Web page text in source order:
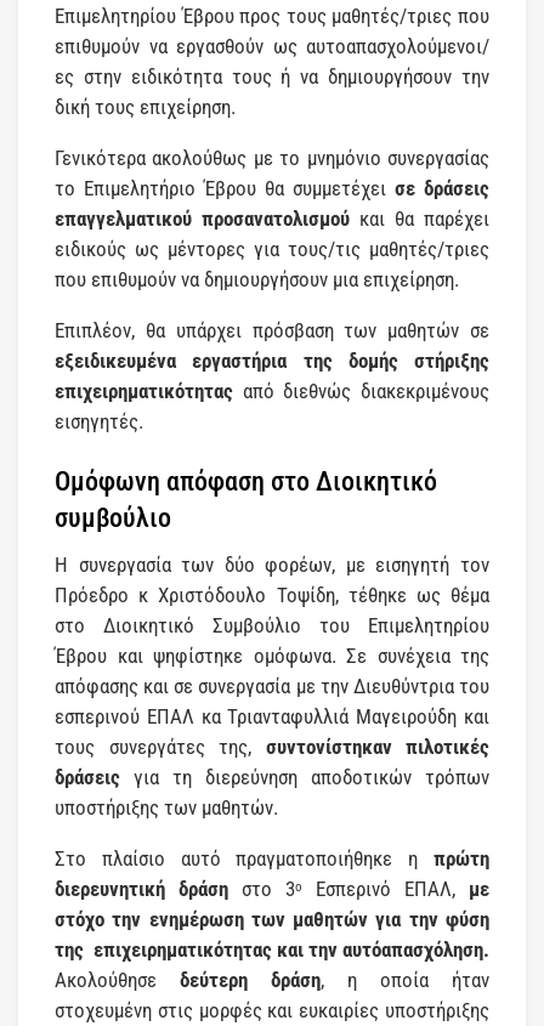
Επιμελητηρίου Έβρου προς τους μαθητές/τριες που
επιθυμούν να εργασθούν ως αυτοαπασχολούμενοι/
ες στην ειδικότητα τους ή να δημιουργήσουν την
δική τους επιχείρηση.
Γενικότερα ακολούθως με το μνημόνιο συνεργασίας
το Επιμελητήριο Έβρου θα συμμετέχει σε δράσεις
επαγγελματικού προσανατολισμού και θα παρέχει
ειδικούς ως μέντορες για τους/τις μαθητές/τριες
που επιθυμούν να δημιουργήσουν μια επιχείρηση.
Επιπλέον, θα υπάρχει πρόσβαση των μαθητών σε
εξειδικευμένα εργαστήρια της δομής στήριξης
επιχειρηματικότητας από διεθνώς διακεκριμένους
εισηγητές.
Ομόφωνη απόφαση στο Διοικητικό
συμβούλιο
Η συνεργασία των δύο φορέων, με εισηγητή τον
Πρόεδρο κ Χριστόδουλο Τοψίδη, τέθηκε ως θέμα
στο Διοικητικό Συμβούλιο του Επιμελητηρίου
Έβρου και ψηφίστηκε ομόφωνα. Σε συνέχεια της
απόφασης και σε συνεργασία με την Διευθύντρια του
εσπερινού ΕΠΑΛ κα Τριανταφυλλιά Μαγειρούδη και
τους συνεργάτες της, συντονίστηκαν πιλοτικές
δράσεις για τη διερεύνηση αποδοτικών τρόπων
υποστήριξης των μαθητών.
Στο πλαίσιο αυτό πραγματοποιήθηκε η πρώτη
διερευνητική δράση στο 3ο Εσπερινό ΕΠΑΛ, με
στόχο την ενημέρωση των μαθητών για την φύση
της επιχειρηματικότητας και την αυτόαπασχόληση.
Ακολούθησε δεύτερη δράση, η οποία ήταν
στοχευμένη στις μορφές και ευκαιρίες υποστήριξης